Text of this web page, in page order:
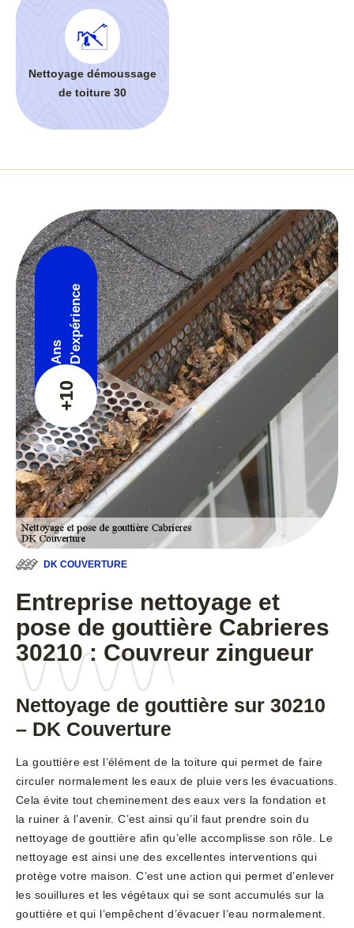
Nettoyage démoussage
de toiture 30
+10
Ans D'expérience
DK COUVERTURE
Entreprise nettoyage et
pose de gouttière Cabrieres
30210 : Couvreur zingueur
Nettoyage de gouttière sur 30210
– DK Couverture
La gouttière est l’élément de la toiture qui permet de faire
circuler normalement les eaux de pluie vers les évacuations.
Cela évite tout cheminement des eaux vers la fondation et
la ruiner à l’avenir. C’est ainsi qu’il faut prendre soin du
nettoyage de gouttière afin qu’elle accomplisse son rôle. Le
nettoyage est ainsi une des excellentes interventions qui
protège votre maison. C’est une action qui permet d’enlever
les souillures et les végétaux qui se sont accumulés sur la
gouttière et qui l’empêchent d’évacuer l’eau normalement.